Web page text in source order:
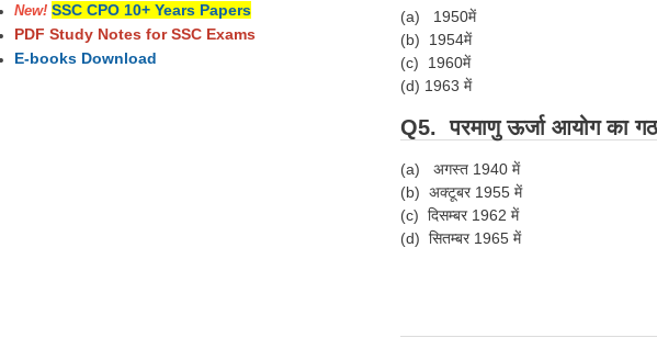
(a) 1950में
(b) 1954में
(c) 1960में
(d) 1963 में
Q5. परमाणु ऊर्जा आयोग का
(a) अगस्त 1940 में
(b) अक्टूबर 1955 में
(c) दिसम्बर 1962 में
(d) सितम्बर 1965 में
New! SSC CPO 10+ Years Papers
PDF Study Notes for SSC Exams
E-books Download